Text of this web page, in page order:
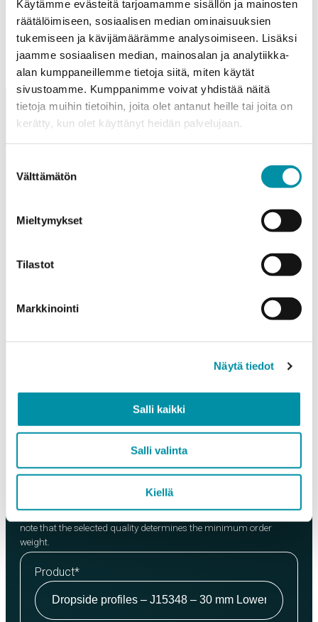
Käytämme evästeitä tarjoamamme sisällön ja mainosten
räätälöimiseen, sosiaalisen median ominaisuuksien
tukemiseen ja kävijämäärämme analysoimiseen. Lisäksi
jaamme sosiaalisen median, mainosalan ja analytiikka-
alan kumppaneillemme tietoja siitä, miten käytät
sivustoamme. Kumppanimme voivat yhdistää näitä
tietoja muihin tietoihin, joita olet antanut heille tai joita on
kerätty, kun olet käyttänyt heidän palvelujaan.
valinta
Välttämätön
Mieltymykset
Tilastot
Markkinointi
Näytä tiedot
Salli kaikki
Salli valinta
Kiellä
Pyydä tarjous!
Täytä oheinen lomake ja pyydä rohkeasti tarjous.
Select a product and enter the order quantity in meters. Please
note that the selected quality determines the minimum order
weight.
Product*